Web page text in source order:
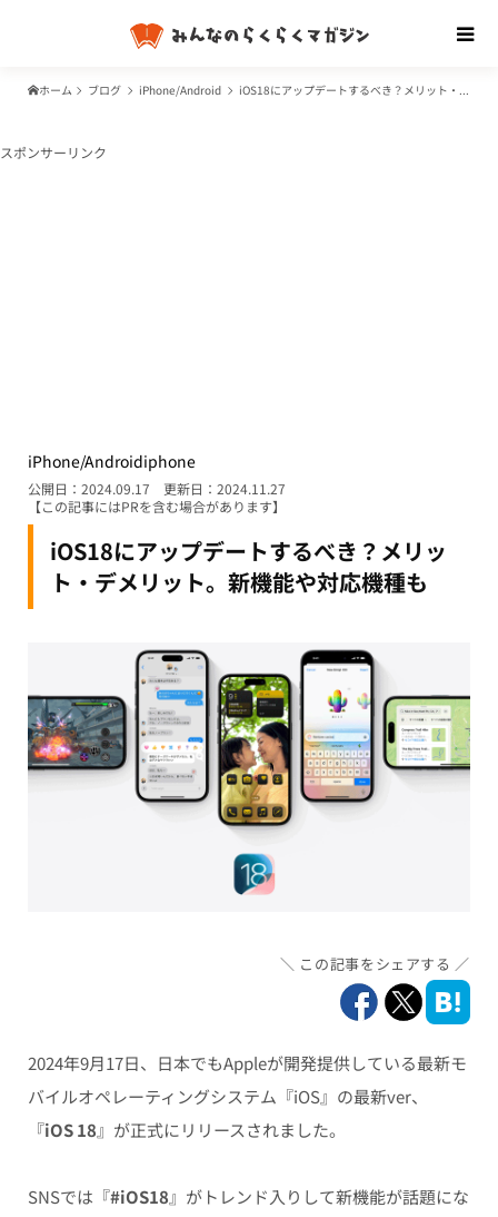
ホーム ブログ iPhone/Android iOS18にアップデートするべき？メリット・デメリット。新機能や対応機種も
スポンサーリンク
iPhone/Androidiphone
iOS18にアップデートするべき？メリッ
ト・デメリット。新機能や対応機種も
公開日：2024.09.17
更新日：2024.11.27
【この記事にはPRを含む場合があります】
この記事をシェアする
2024年9月17日、日本でもAppleが開発提供している最新モ
バイルオペレーティングシステム『iOS』の最新ver、
『iOS 18』が正式にリリースされました。
SNSでは『#iOS18』がトレンド入りして新機能が話題にな